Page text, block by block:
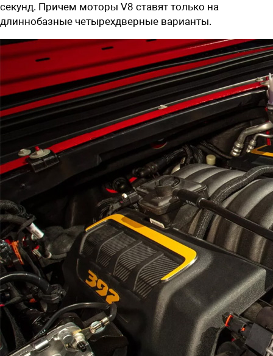
секунд. Причем моторы V8 ставят только на
длиннобазные четырехдверные варианты.